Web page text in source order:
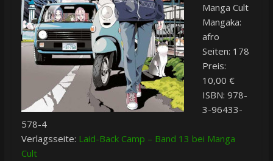
Manga Cult
Mangaka:
afro
Seiten: 178
Preis:
10,00 €
ISBN: 978-
3-96433-
578-4
Verlagsseite: Laid-Back Camp – Band 13 bei Manga
Cult